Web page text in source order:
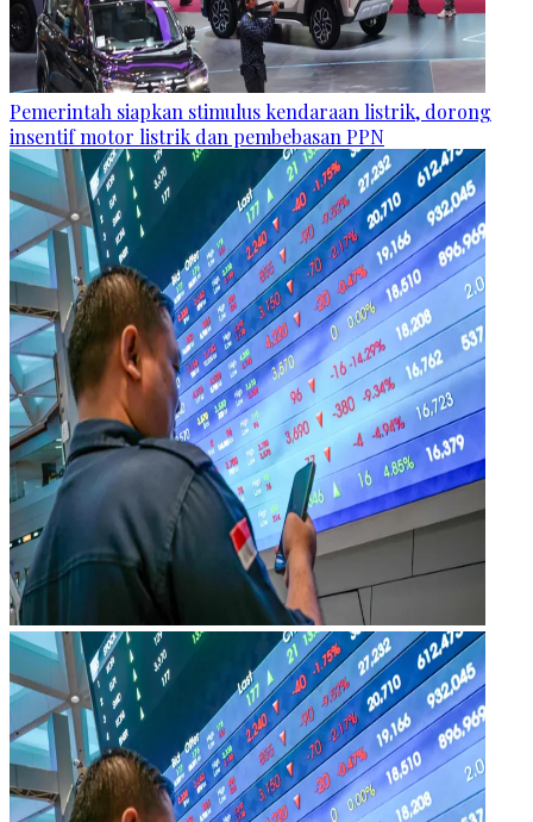
Pemerintah siapkan stimulus kendaraan listrik, dorong
insentif motor listrik dan pembebasan PPN